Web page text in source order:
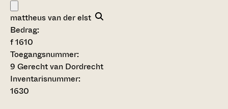
mattheus van der elst
Bedrag:
f 1610
Toegangsnummer:
9 Gerecht van Dordrecht
Inventarisnummer:
1630